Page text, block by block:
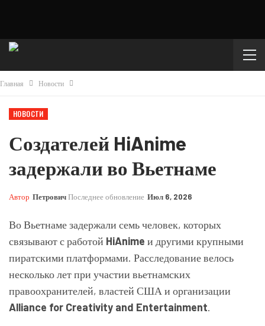
Главная Новости
НОВОСТИ
Создателей HiAnime
задержали во Вьетнаме
Автор ПетровичПоследнее обновление Июл 6, 2026
Во Вьетнаме задержали семь человек, которых
связывают с работой HiAnime и другими крупными
пиратскими платформами. Расследование велось
несколько лет при участии вьетнамских
правоохранителей, властей США и организации
Alliance for Creativity and Entertainment.